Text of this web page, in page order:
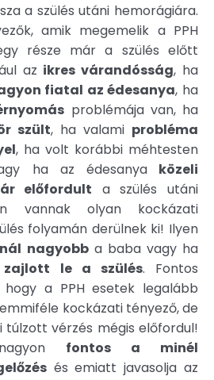
a szülés utáni hemorágiára.
amik megemelik a PPH
része már a szülés előtt
az ikres várandósság, ha
fiatal az édesanya, ha
problémája van, ha
szült, ha valami probléma
, ha volt korábbi méhtesten
ha az édesanyaközeli
előfordult a szülés utáni
vannak olyan kockázati
folyamán derülnek ki! Ilyen
nagyobba baba vagy ha
zajlott le a szülés. Fontos
a PPH esetek legalább
kockázati tényező, de
túlzott vérzés mégis előfordul!
fontos a minél
és emiatt javasolja az